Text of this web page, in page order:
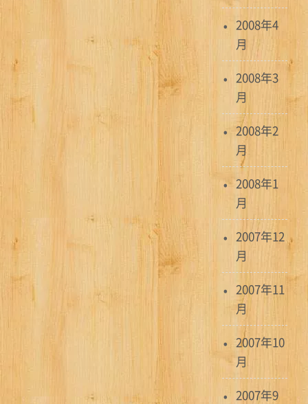
2008年4
月
2008年3
月
2008年2
月
2008年1
月
2007年12
月
2007年11
月
2007年10
月
2007年9